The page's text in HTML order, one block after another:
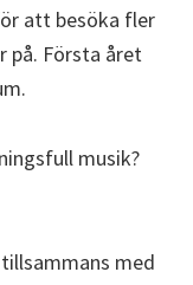
att besöka fler
på. Första året
musik?
med